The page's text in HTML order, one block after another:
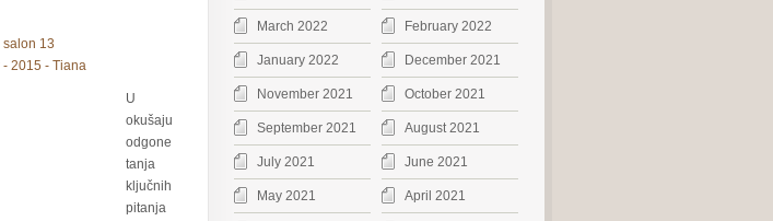
U
okušaju
odgone
tanja
ključnih
pitanja
March 2022 February 2022
January 2022 December 2021
November 2021 October 2021
September 2021 August 2021
July 2021 June 2021
May 2021 April 2021